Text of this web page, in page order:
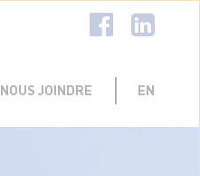
NOUS JOINDRE EN